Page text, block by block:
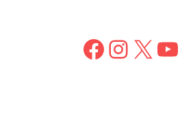
Facebook Instagram X YouTube